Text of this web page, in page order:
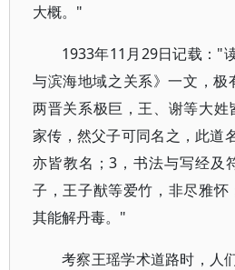
大概。"
1933年11月29日记载："
与滨海地域之关系》一文，极
两晋关系极巨，王、谢等大姓
家传，然父子可同名之，此道
亦皆教名；3，书法与写经及
子，王子猷等爱竹，非尽雅怀
其能解丹毒。"
考察王瑶学术道路时，人